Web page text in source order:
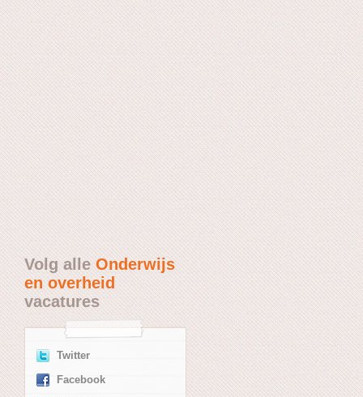
Volg alleOnderwijs
en overheid
vacatures
Twitter
Facebook